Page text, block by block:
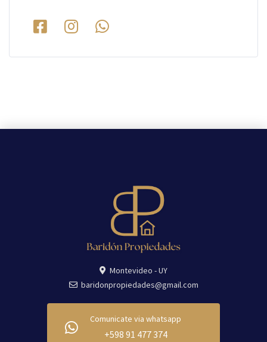
Montevideo - UY
baridonpropiedades@gmail.com
Comunicate via whatsapp
+598 91 477 374